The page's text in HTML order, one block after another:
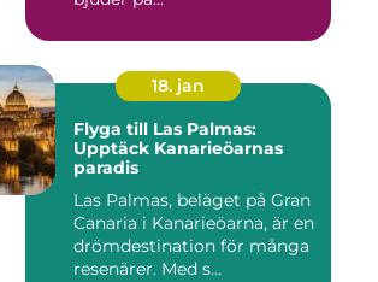
18. jan
Flyga till Las Palmas:
Upptäck Kanarieöarnas
paradis
Las Palmas, beläget på Gran
Canaria i Kanarieöarna, är en
drömdestination för många
resenärer. Med s...